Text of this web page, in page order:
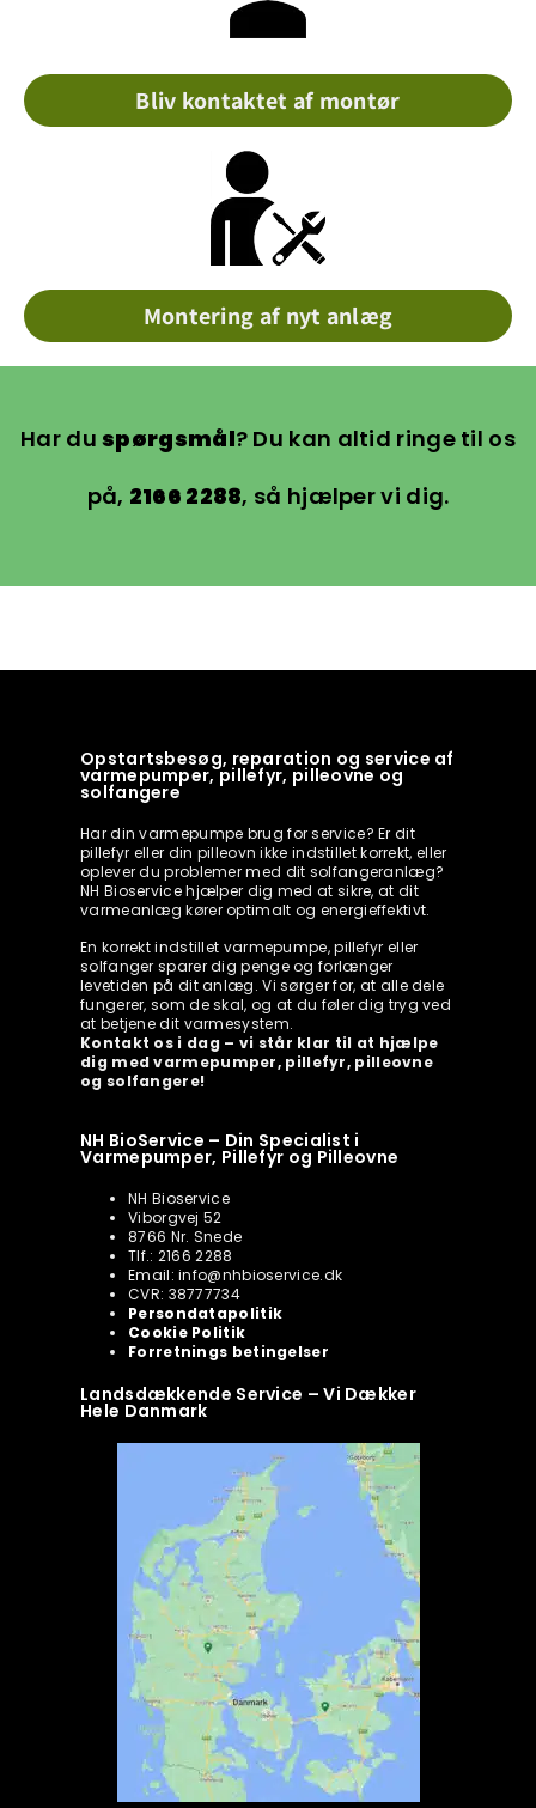
Bliv kontaktet af montør
Montering af nyt anlæg
Har duspørgsmål? Du kan altid ringe til os
på, 2166 2288, så hjælper vi dig.
Opstartsbesøg, reparation og service af
varmepumper, pillefyr, pilleovne og
solfangere
Har din varmepumpe brug for service? Er dit
pillefyr eller din pilleovn ikke indstillet korrekt, eller
oplever du problemer med dit solfangeranlæg?
NH Bioservice hjælper dig med at sikre, at dit
varmeanlæg kører optimalt og energieffektivt.
En korrekt indstillet varmepumpe, pillefyr eller
solfanger sparer dig penge og forlænger
levetiden på dit anlæg. Vi sørger for, at alle dele
fungerer, som de skal, og at du føler dig tryg ved
at betjene dit varmesystem.
Kontakt os i dag – vi står klar til at hjælpe
dig med varmepumper, pillefyr, pilleovne
og solfangere!
NH BioService – Din Specialist i
Varmepumper, Pillefyr og Pilleovne
NH Bioservice
Viborgvej 52
8766 Nr. Snede
Tlf.: 2166 2288
Email: info@nhbioservice.dk
CVR: 38777734
Persondatapolitik
Cookie Politik
Forretnings betingelser
Landsdækkende Service – Vi Dækker
Hele Danmark